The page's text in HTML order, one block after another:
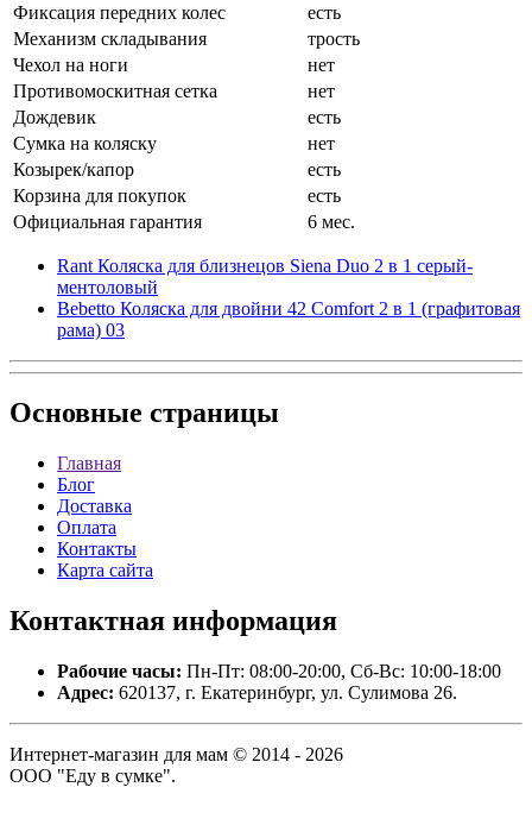
Фиксация передних колес
есть
Механизм складывания
трость
Чехол на ноги
нет
Противомоскитная сетка
нет
Дождевик
есть
Сумка на коляску
нет
Козырек/капор
есть
Корзина для покупок
есть
Официальная гарантия
6 мес.
Rant Коляска для близнецов Siena Duo 2 в 1 серый-
ментоловый
Bebetto Коляска для двойни 42 Comfort 2 в 1 (графитовая
рама) 03
Основные страницы
Главная
Блог
Доставка
Оплата
Контакты
Карта сайта
Контактная информация
Рабочие часы: Пн-Пт: 08:00-20:00, Сб-Вс: 10:00-18:00
Адрес: 620137, г. Екатеринбург, ул. Сулимова 26.
Интернет-магазин для мам © 2014 - 2026
ООО "Еду в сумке".